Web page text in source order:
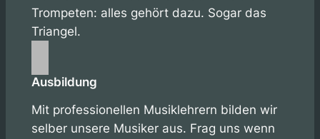
Trompeten: alles gehört dazu. Sogar das
Triangel.
Ausbildung
Mit professionellen Musiklehrern bilden wir
selber unsere Musiker aus. Frag uns wenn